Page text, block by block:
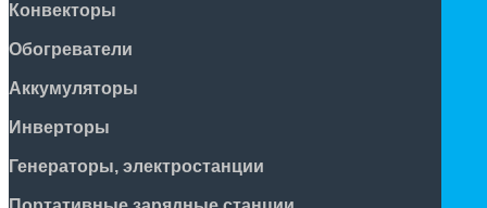
Конвекторы
Обогреватели
Аккумуляторы
Инверторы
Генераторы, электростанции